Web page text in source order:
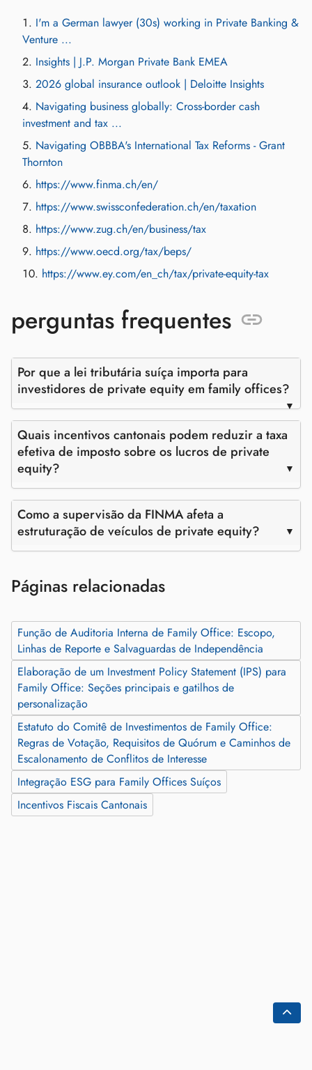
I'm a German lawyer (30s) working in Private Banking &
Venture ...
Insights | J.P. Morgan Private Bank EMEA
2026 global insurance outlook | Deloitte Insights
Navigating business globally: Cross-border cash
investment and tax ...
Navigating OBBBA's International Tax Reforms - Grant
Thornton
https://www.finma.ch/en/
https://www.swissconfederation.ch/en/taxation
https://www.zug.ch/en/business/tax
https://www.oecd.org/tax/beps/
https://www.ey.com/en_ch/tax/private-equity-tax
perguntas frequentes
Por que a lei tributária suíça importa para
investidores de private equity em family offices?
Quais incentivos cantonais podem reduzir a taxa
efetiva de imposto sobre os lucros de private
equity?
Como a supervisão da FINMA afeta a
estruturação de veículos de private equity?
Páginas relacionadas
Função de Auditoria Interna de Family Office: Escopo,
Linhas de Reporte e Salvaguardas de Independência
Elaboração de um Investment Policy Statement (IPS) para
Family Office: Seções principais e gatilhos de
personalização
Estatuto do Comitê de Investimentos de Family Office:
Regras de Votação, Requisitos de Quórum e Caminhos de
Escalonamento de Conflitos de Interesse
Integração ESG para Family Offices Suíços
Incentivos Fiscais Cantonais